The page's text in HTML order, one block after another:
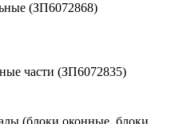
(ЗП6072868)
части (ЗП6072835)
(блоки оконные, блоки